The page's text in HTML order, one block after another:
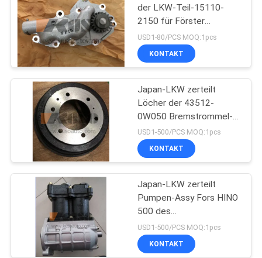
der LKW-Teil-15110-
2150 für Förster
J08C/J08E HINO 500
USD1-80/PCS MOQ:1pcs
KONTAKT
Japan-LKW zerteilt
Löcher der 43512-
0W050 Bremstrommel-
Rückseiten-6 für HINO
300 Dutro N04C/N04CT
USD1-500/PCS MOQ:1pcs
KONTAKT
Japan-LKW zerteilt
Pumpen-Assy Fors HINO
500 des
Luftkompressor-29100-
2364 FÖRSTER
J08CT/J08C L HNTC-
USD1-500/PCS MOQ:1pcs
KONTAKT